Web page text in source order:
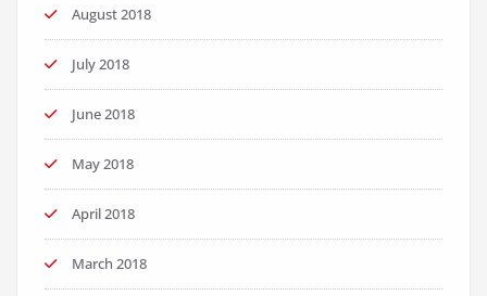
August 2018
July 2018
June 2018
May 2018
April 2018
March 2018